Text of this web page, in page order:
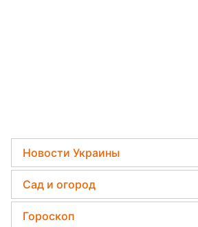
Новости Украины
Телеграм новости Украины
Пенсии в Украине
Мобилизация
Сад и огород
Садовод назвал самое
Гороскоп